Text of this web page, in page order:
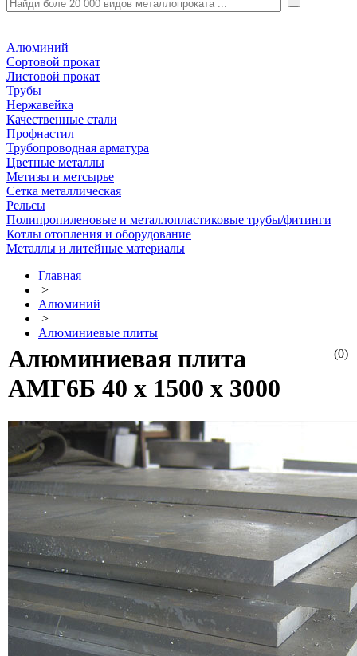
Алюминий
Сортовой прокат
Листовой прокат
Трубы
Нержавейка
Качественные стали
Профнастил
Трубопроводная арматура
Цветные металлы
Метизы и метсырье
Сетка металлическая
Рельсы
Полипропиленовые и металлопластиковые трубы/фитинги
Котлы отопления и оборудование
Металлы и литейные материалы
Главная
>
Алюминий
>
Алюминиевые плиты
(0)
Алюминиевая плита
АМГ6Б 40 х 1500 х 3000